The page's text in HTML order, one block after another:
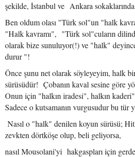
şekilde, İstanbul ve Ankara sokaklarında
Ben oldum olası "Türk sol"un "halk
"Halk kavramı", "Türk sol"cuların
olarak bize sunuluyor(!) ve "halk"
durur "!
Önce şunu net olarak söyleyeyim, halk
sürüsüdür! Çobanın kaval sesine göre
Onun için "halkın iradesi", halkın
Sadece o kutsamanın vurgusudur bu tür
Nasıl o "halk" denilen koyun sürüsü;
zevkten dörtköşe olup, beli geliyorsa,
nasıl Mousolani'yi hakgaspları için